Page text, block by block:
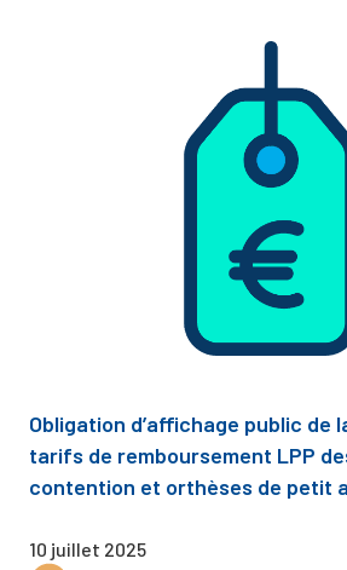
Obligation d’affichage public de
tarifs de remboursement LPP
contention et orthèses de petit
10 juillet 2025